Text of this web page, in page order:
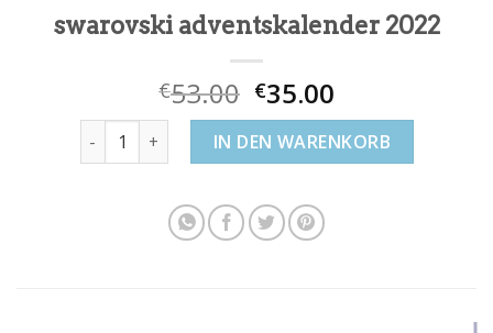
swarovski adventskalender 2022
€53.00 €35.00
swarovski adventskalender 2022 Menge
IN DEN WARENKORB